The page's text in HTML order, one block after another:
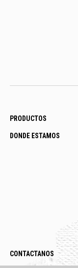
PRODUCTOS
DONDE ESTAMOS
CONTACTANOS